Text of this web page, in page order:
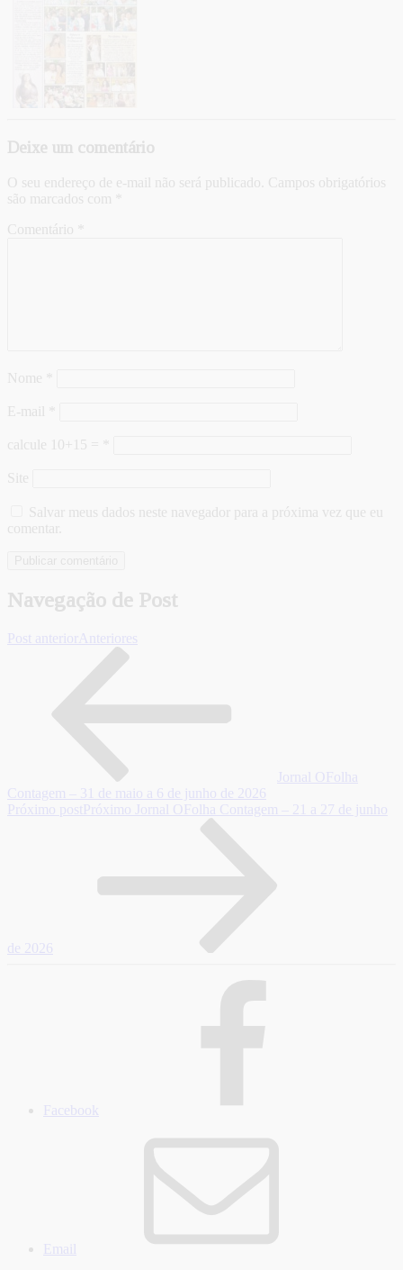
Deixe um comentário
O seu endereço de e-mail não será publicado. Campos obrigatórios
são marcados com
Comentário
Nome
E-mail
calcule 10+15 =
Site
Salvar meus dados neste navegador para a próxima vez que eu
comentar.
Navegação de Post
Post anterior Anteriores
Jornal OFolha
Contagem – 31 de maio a 6 de junho de 2026
Próximo post Próximo Jornal OFolha Contagem – 21 a 27 de junho
de 2026
Facebook
Email